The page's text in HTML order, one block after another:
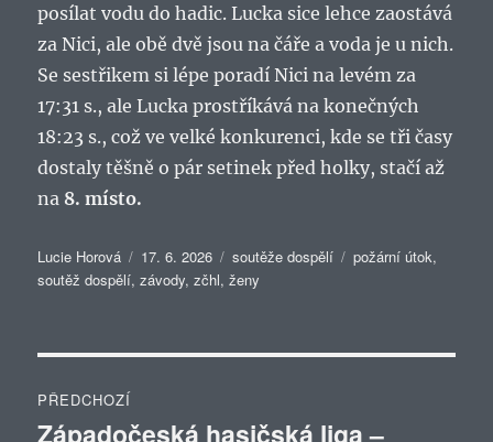
posílat vodu do hadic. Lucka sice lehce zaostává
za Nici, ale obě dvě jsou na čáře a voda je u nich.
Se sestřikem si lépe poradí Nici na levém za
17:31 s., ale Lucka prostříkává na konečných
18:23 s., což ve velké konkurenci, kde se tři časy
dostaly těšně o pár setinek před holky, stačí až
na 8. místo.
Autor:
Lucie Horová Publikováno:
17. 6. 2026 Rubriky:
soutěže dospělí Štítky:
požární útok,
soutěž dospělí,závody,zčhl,ženy
pro
PŘEDCHOZÍ
Předchozí
Západočeská hasičská liga –